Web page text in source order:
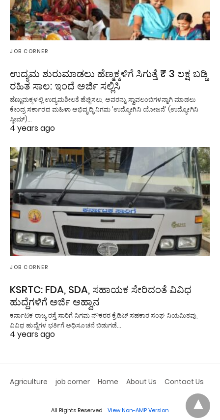
JOB CORNER
ಉದ್ಯಮ ಶುರುಮಾಡಲು ಹೆಣ್ಮಕ್ಕಳಿಗೆ ಸಿಗುತ್ತೆ ₹ 3 ಲಕ್ಷ ಬಡ್ಡಿ
ರಹಿತ ಸಾಲ: ಇಂದೆ ಅರ್ಜಿ ಸಲ್ಲಿಸಿ
ಹೆಣ್ಣುಮಕ್ಕಳಲ್ಲಿ ಉದ್ಯಮಶೀಲತೆ ಹೆಚ್ಚಿಸಲು, ಅವರನ್ನು ಸ್ವಾವಲಂಬಿಗಳನ್ನಾಗಿ ಮಾಡಲು
ಕೇಂದ್ರ ಸರ್ಕಾರದ ಮಹಿಳಾ ಅಭಿವೃದ್ಧಿ ನಿಗಮ 'ಉದ್ಯೋಗಿನಿ ಯೋಜನೆ' (ಉದ್ಯೋಗಿನಿ
ಸ್ಕೀಮ್)…
4 years ago
JOB CORNER
KSRTC: FDA, SDA, ಸಹಾಯಕ ಸೇರಿದಂತೆ ವಿವಿಧ
ಹುದ್ದೆಗಳಿಗೆ ಅರ್ಜಿ ಆಹ್ವಾನ
ಕರ್ನಾಟಕ ರಾಜ್ಯ ರಸ್ತೆ ಸಾರಿಗೆ ನಿಗಮ ನೌಕರರ ಕ್ರೆಡಿಟ್ ಸಹಕಾರ ಸಂಘ ನಿಯಮಿತವು,
ವಿವಿಧ ಹುದ್ದೆಗಳ ಭರ್ತಿಗೆ ಅಧಿಸೂಚನೆ ಬಿಡುಗಡೆ…
4 years ago
Agriculture job corner Home About Us Contact Us
All Rights Reserved View Non-AMP Version